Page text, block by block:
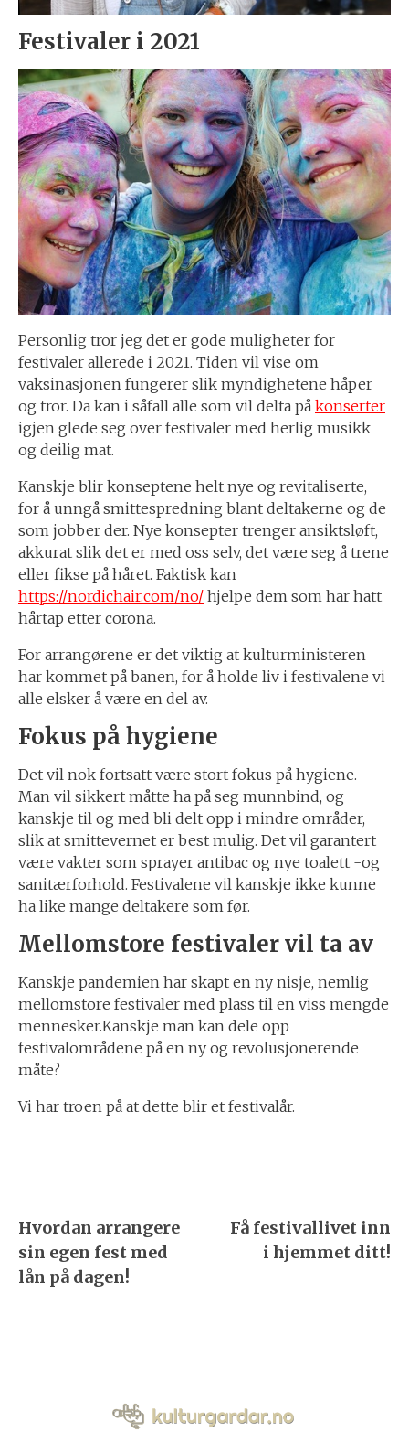
Festivaler i 2021
Personlig tror jeg det er gode muligheter for
festivaler allerede i 2021. Tiden vil vise om
vaksinasjonen fungerer slik myndighetene håper
og tror. Da kan i såfall alle som vil delta på konserter
igjen glede seg over festivaler med herlig musikk
og deilig mat.
Kanskje blir konseptene helt nye og revitaliserte,
for å unngå smittespredning blant deltakerne og de
som jobber der. Nye konsepter trenger ansiktsløft,
akkurat slik det er med oss selv, det være seg å trene
eller fikse på håret. Faktisk kan
https://nordichair.com/no/ hjelpe dem som har hatt
hårtap etter corona.
For arrangørene er det viktig at kulturministeren
har kommet på banen, for å holde liv i festivalene vi
alle elsker å være en del av.
Fokus på hygiene
Det vil nok fortsatt være stort fokus på hygiene.
Man vil sikkert måtte ha på seg munnbind, og
kanskje til og med bli delt opp i mindre områder,
slik at smittevernet er best mulig. Det vil garantert
være vakter som sprayer antibac og nye toalett -og
sanitærforhold. Festivalene vil kanskje ikke kunne
ha like mange deltakere som før.
Mellomstore festivaler vil ta av
Kanskje pandemien har skapt en ny nisje, nemlig
mellomstore festivaler med plass til en viss mengde
mennesker.Kanskje man kan dele opp
festivalområdene på en ny og revolusjonerende
måte?
Vi har troen på at dette blir et festivalår.
Innleggsnavigering
Hvordan arrangere
sin egen fest med
lån på dagen!
Få festivallivet inn
i hjemmet ditt!